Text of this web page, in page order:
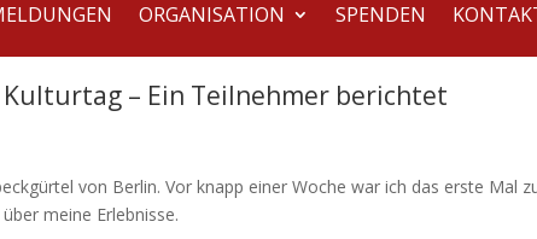
ORGANISATION SPENDEN
– Ein Teilnehmer berichtet
von Berlin. Vor knapp einer Woche war ich das erste Mal
meine Erlebnisse.